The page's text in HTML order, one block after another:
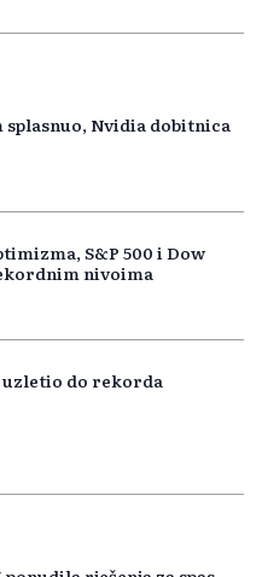
splasnuo, Nvidia dobitnica
S&P 500 i Dow
nivoima
uzletio do rekorda